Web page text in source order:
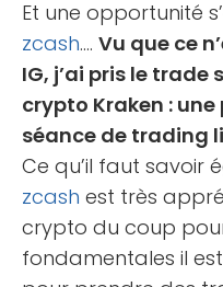
Et une opportunité
zcash…. Vu que ce
IG, j’ai pris le
crypto Kraken :
séance de trading
Ce qu’il faut savoir
zcash est très
crypto du coup
fondamentales il